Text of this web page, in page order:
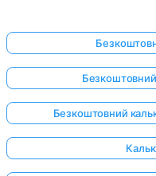
Безкоштовний